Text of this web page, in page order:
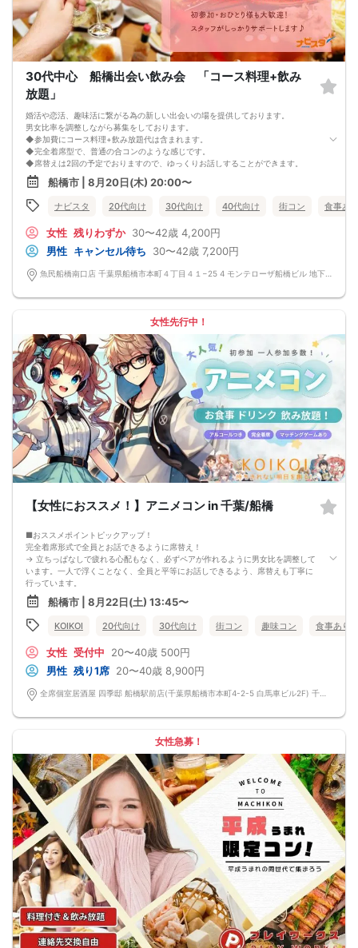
回った場合、一切返金などの保証はいたしませんのでご了承ください。
4. イベントページ内の「お申し込み状況」等はキャンセルなどで当日の参加人
数、男女比率と異なる可能性がございます。
5. 当日は店舗の外ではなく店舗内で受付いたします。店内に入り店員に「街コン
で来た」旨をお伝えください。
7. 当日は年齢確認のできる身分証をお持ちください。イベントの対象年齢でない
ことが発覚した場合、参加費を全額徴収し返金はいたしかねます。
8. 15分以上の遅刻はキャンセルとみなす可能性があります。
9. 当日受付にお越しになってからのキャンセル、途中キャンセルは出来ません。
10. イベント中止に伴うユーザーへの返金額は、チケット代金となり、交通費、宿
泊費、通信費等の返金は行いません。
11. 領収書の発行はいたしかねます。
お申し込みが完了した時点で上記すべての事項に同意したと判断いたします。
8/16(日)30代メイン夜コン船橋
30代中心 船橋出会い飲み会 「コース料理+飲み
放題」
婚活や恋活、趣味活に繋がる為の新しい出会いの場を提供しております。
男女比率を調整しながら募集をしております。
◆参加費にコース料理+飲み放題代は含まれます。
◆完全着席型で、普通の合コンのような感じです。
◆席替えは2回の予定でおりますので、ゆっくりお話しすることができます。
少人数開催の場合席替えがない場合もございます。
◆スタートから終わりまで、スタッフも同行しますので、一人参加の方や初参加
の方も安心だと思います。
◆カップリング・プロフィールカードの記入はございません。
換しておいてください。
最大人数・最少人数について
◆最少開催人数 男性2名・女性2名になります。
◆最大募集人数 男性10名・女性10名になります。 ※但し、企画により変動する
場合がございます。
い会かどうかは、参加人数より、その時に参加される方の相性や人柄など要素が
◆最少催行人数に満たない場合 開催前日23時までに最少催行人数に届かなかった
場合は開催中止とさせていただきます。 また天候や状況などにより中止されるこ
とがございます。
◆中止判断タイミングは開始前日の23時となりますが、申込者の直前のキャンセ
ルにより、直前でも中止になる場合もございます。 中止時も交通費など保証はご
ざいません。
◆ご予約の操作と同時に上述の注意事項に同意したものと致します。
コース料理+飲み放題
・枝豆
・ミネラルたっぷり海藻サラダ
・刺身3種盛り合せ
・つくね串炙り焼
・鶏とろの旨塩陶板焼
・いなり寿司
生ビール、ハイボール、サワー、ソフトドリンクなど
船橋市 | 8月20日(木) 20:00〜
ナビスタ 20代向け 30代向け 40代向け 街コン 食事あ
女性 残りわずか 30〜42歳 4,200円
男性 キャンセル待ち 30〜42歳 7,200円
女性先行中！
【女性におススメ！】アニメコン in 千葉/船橋
■おススメポイントピックアップ！
完全着席形式で全員とお話できるように席替え！
→ 立ちっぱなしで疲れる心配もなく、必ずペアが作れるように男女比を調整して
います。一人で浮くことなく、全員と平等にお話しできるよう、席替えも丁寧に
行っています。
会話を盛り上げるプロフィールシート＆アニメ一覧表！
→ 趣味や好みからスムーズに会話がスタート！「何を話そう…」と悩むことな
く、共通の話題で盛り上がれます。
自然なつながりをサポートするマッチングゲーム開催！
返却されるので安心です。
■最少催行人数
男女4対4
■中止判断タイミング
前日20時、または開催6時間前の時点で最少開催人数に満たない場合
→ お酒が飲めない方にはソフトドリンクも豊富にご用意しています！
船橋市 | 8月22日(土) 13:45〜
KOIKOI 20代向け 30代向け 街コン 趣味コン 食事あり
女性 受付中 20〜40歳 500円
男性 残り1席 20〜40歳 8,900円
女性急募！